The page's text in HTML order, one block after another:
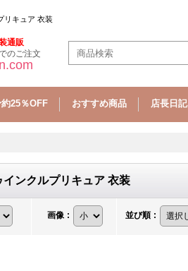
リキュア 衣装
通販
のご注文
25％OFF おすすめ商品 店長日記
ンクルプリキュア 衣装
画像 : 並び順 :